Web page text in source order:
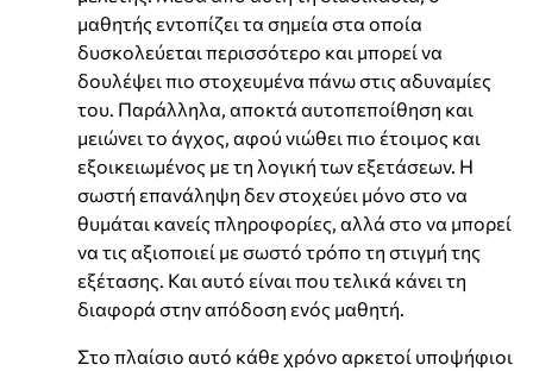
μαθητής εντοπίζει τα σημεία στα οποία
δυσκολεύεται περισσότερο και μπορεί να
δουλέψει πιο στοχευμένα πάνω στις αδυναμίες
του. Παράλληλα, αποκτά αυτοπεποίθηση και
μειώνει το άγχος, αφού νιώθει πιο έτοιμος και
εξοικειωμένος με τη λογική των εξετάσεων. Η
σωστή επανάληψη δεν στοχεύει μόνο στο να
θυμάται κανείς πληροφορίες, αλλά στο να μπορεί
να τις αξιοποιεί με σωστό τρόπο τη στιγμή της
εξέτασης. Και αυτό είναι που τελικά κάνει τη
διαφορά στην απόδοση ενός μαθητή.
Στο πλαίσιο αυτό κάθε χρόνο αρκετοί υποψήφιοι